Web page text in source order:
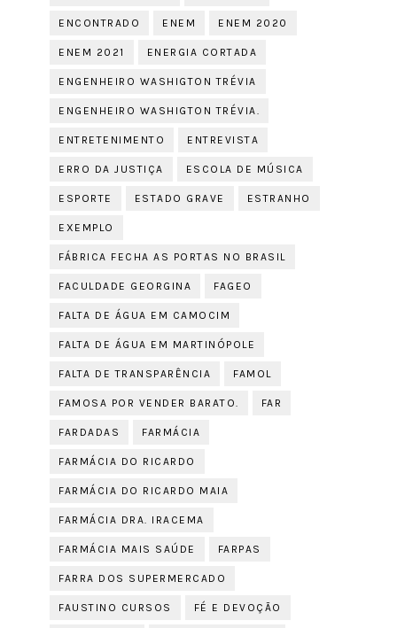
ENCONTRADO ENEM ENEM 2020
ENEM 2021 ENERGIA CORTADA
ENGENHEIRO WASHIGTON TRÉVIA
ENGENHEIRO WASHIGTON TRÉVIA.
ENTRETENIMENTO ENTREVISTA
ERRO DA JUSTIÇA ESCOLA DE MÚSICA
ESPORTE ESTADO GRAVE ESTRANHO
EXEMPLO
FÁBRICA FECHA AS PORTAS NO BRASIL
FACULDADE GEORGINA FAGEO
FALTA DE ÁGUA EM CAMOCIM
FALTA DE ÁGUA EM MARTINÓPOLE
FALTA DE TRANSPARÊNCIA FAMOL
FAMOSA POR VENDER BARATO. FAR
FARDADAS FARMÁCIA
FARMÁCIA DO RICARDO
FARMÁCIA DO RICARDO MAIA
FARMÁCIA DRA. IRACEMA
FARMÁCIA MAIS SAÚDE FARPAS
FARRA DOS SUPERMERCADO
FAUSTINO CURSOS FÉ E DEVOÇÃO